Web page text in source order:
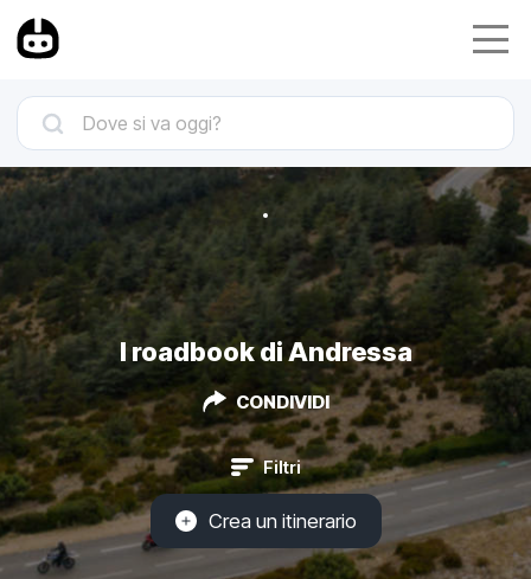
I roadbook di Andressa
CONDIVIDI
Filtri
Crea un itinerario